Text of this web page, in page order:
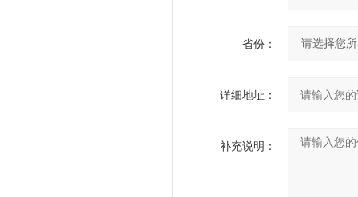
省份：
详细地址：
补充说明：